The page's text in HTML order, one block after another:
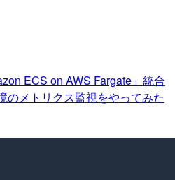
ECS on AWS Fargate」統合
のメトリクス監視をやってみた